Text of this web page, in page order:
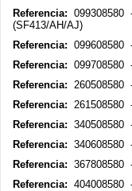
Referencia: 099308580
(SF413/AH/AJ)
Referencia: 099608580
Referencia: 099708580
Referencia: 260508580
Referencia: 261508580
Referencia: 340508580
Referencia: 340608580
Referencia: 367808580
Referencia: 404008580